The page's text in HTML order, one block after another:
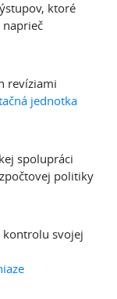
ktoré
revíziami
jednotka
spolupráci
politiky
kontrolu svojej